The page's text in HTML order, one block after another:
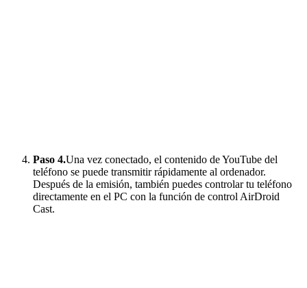
Paso 4.Una vez conectado, el contenido de YouTube del
teléfono se puede transmitir rápidamente al ordenador.
Después de la emisión, también puedes controlar tu teléfono
directamente en el PC con la función de control AirDroid
Cast.